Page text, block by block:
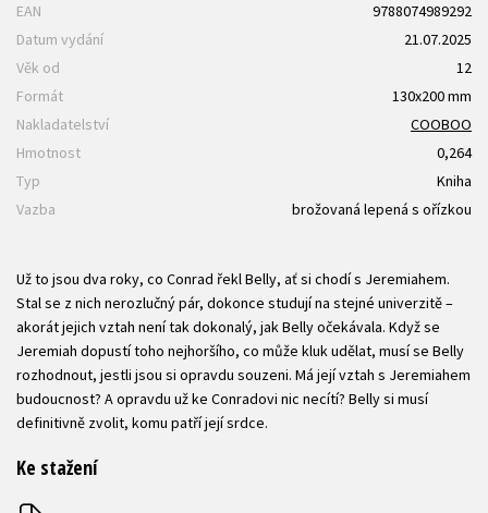
EAN
9788074989292
Datum vydání
21.07.2025
Věk od
12
Formát
130x200 mm
Nakladatelství
COOBOO
Hmotnost
0,264
Typ
Kniha
Vazba
brožovaná lepená s ořízkou
Už to jsou dva roky, co Conrad řekl Belly, ať si chodí s Jeremiahem.
Stal se z nich nerozlučný pár, dokonce studují na stejné univerzitě –
akorát jejich vztah není tak dokonalý, jak Belly očekávala. Když se
Jeremiah dopustí toho nejhoršího, co může kluk udělat, musí se Belly
rozhodnout, jestli jsou si opravdu souzeni. Má její vztah s Jeremiahem
budoucnost? A opravdu už ke Conradovi nic necítí? Belly si musí
definitivně zvolit, komu patří její srdce.
Ke stažení